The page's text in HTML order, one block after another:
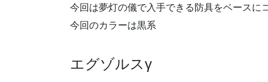
今回は夢灯の儀で入手できる防具をベースに
今回のカラーは黒系
エグゾルスγ